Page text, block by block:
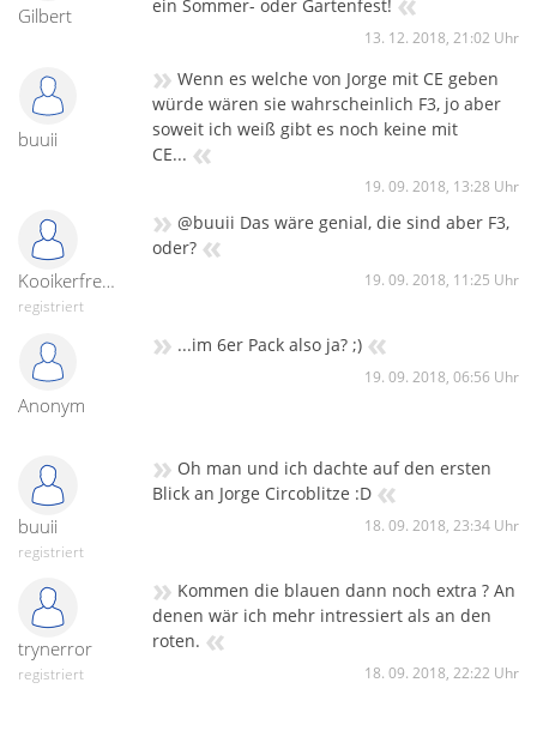
Gilbert
ein Sommer- oder Gartenfest!
13. 12. 2018, 21:02 Uhr
buuii
» Wenn es welche von Jorge mit CE geben
würde wären sie wahrscheinlich F3, jo aber
soweit ich weiß gibt es noch keine mit
CE... «
19. 09. 2018, 13:28 Uhr
Kooikerfreund
registriert
» @buuii Das wäre genial, die sind aber F3,
oder? «
19. 09. 2018, 11:25 Uhr
Anonym
» ...im 6er Pack also ja? ;) «
19. 09. 2018, 06:56 Uhr
buuii
registriert
» Oh man und ich dachte auf den ersten
Blick an Jorge Circoblitze :D «
18. 09. 2018, 23:34 Uhr
trynerror
registriert
» Kommen die blauen dann noch extra ? An
denen wär ich mehr intressiert als an den
roten. «
18. 09. 2018, 22:22 Uhr